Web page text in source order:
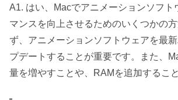
A1. はい、Macでアニメーションソフト
マンスを向上させるためのいくつかの
ず、アニメーションソフトウェアを最
プデートすることが重要です。また、
量を増やすことや、RAMを追加するこ